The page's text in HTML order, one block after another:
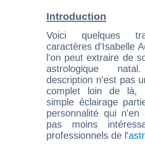
Introduction
Voici quelques
caractères d'Isabelle
l'on peut extraire de
astrologique
description n'est pas
complet loin de là,
simple éclairage
personnalité qui n'en
pas moins
professionnels de l'